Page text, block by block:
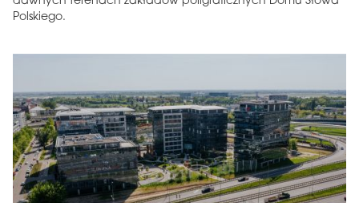
Polskiego.